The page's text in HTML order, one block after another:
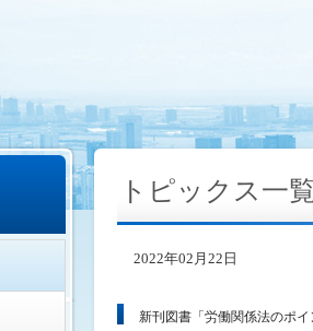
トピックス一
2022年02月22日
新刊図書「労働関係法のポ